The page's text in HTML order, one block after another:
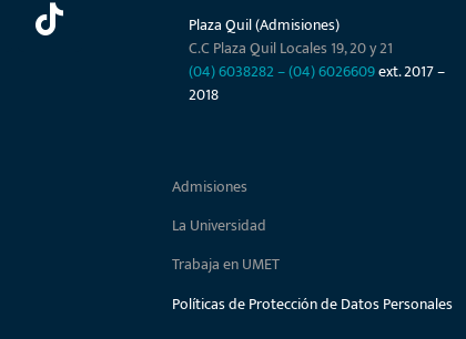
Plaza Quil (Admisiones)
C.C Plaza Quil Locales 19, 20 y 21
(04) 6038282–(04) 6026609ext. 2017 –
2018
Admisiones
La Universidad
Trabaja en UMET
Políticas de Protección de Datos Personales